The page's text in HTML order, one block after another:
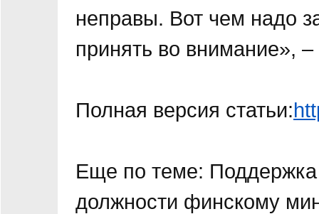
неправы. Вот чем надо
принять во внимание»,
Полная версия статьи:
Еще по теме: Поддержка
должности финскому